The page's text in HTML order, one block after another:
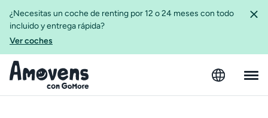
¿Necesitas un coche de renting por 12 o 24 meses con todo
incluido y entrega rápida?
Ver coches